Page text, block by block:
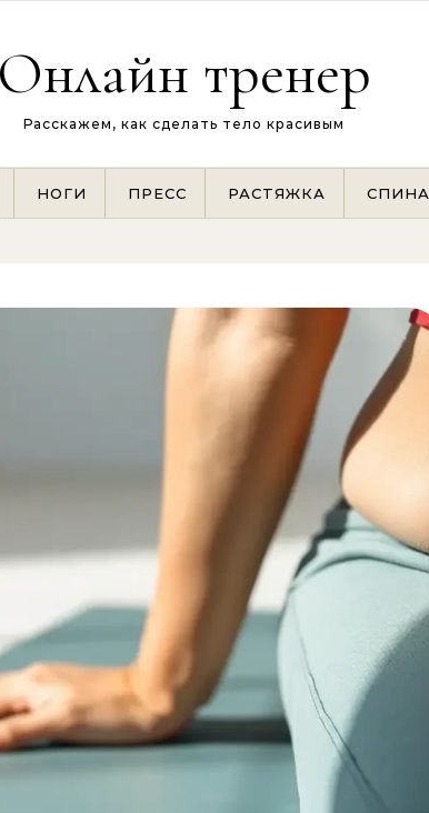
Онлайн тренер
Расскажем, как сделать тело красивым
НОГИ ПРЕСС РАСТЯЖКА СПИНА